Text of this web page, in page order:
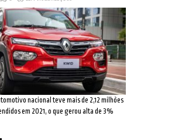
nacional teve mais de 2,12 milhões
em 2021, o que gerou alta de 3%